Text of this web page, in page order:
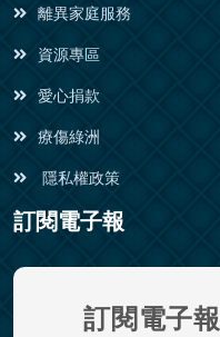
離異家庭服務
資源專區
愛心捐款
療傷綠洲
隱私權政策
訂閱電子報
訂閱電子報